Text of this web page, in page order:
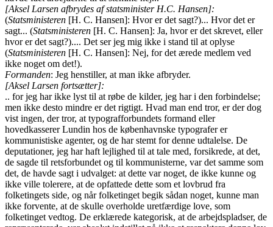
[Aksel Larsen afbrydes af statsminister H.C. Hansen]:
(Statsministeren [H. C. Hansen]: Hvor er det sagt?)... Hvor det er
sagt... (Statsministeren [H. C. Hansen]: Ja, hvor er det skrevet, eller
hvor er det sagt?).... Det ser jeg mig ikke i stand til at oplyse
(Statsministeren [H. C. Hansen]: Nej, for det ærede medlem ved
ikke noget om det!).
Formanden: Jeg henstiller, at man ikke afbryder.
[Aksel Larsen fortsætter]:
.. for jeg har ikke lyst til at røbe de kilder, jeg har i den forbindelse;
men ikke desto mindre er det rigtigt. Hvad man end tror, er der dog
vist ingen, der tror, at typografforbundets formand eller
hovedkasserer Lundin hos de københavnske typografer er
kommunistiske agenter, og de har stemt for denne udtalelse. De
deputationer, jeg har haft lejlighed til at tale med, forsikrede, at det,
de sagde til retsforbundet og til kommunisterne, var det samme som
det, de havde sagt i udvalget: at dette var noget, de ikke kunne og
ikke ville tolerere, at de opfattede dette som et lovbrud fra
folketingets side, og når folketinget begik sådan noget, kunne man
ikke forvente, at de skulle overholde uretfærdige love, som
folketinget vedtog. De erklærede kategorisk, at de arbejdspladser, de